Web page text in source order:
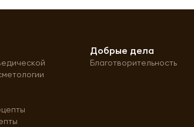
Добрые дела
Благотворительность